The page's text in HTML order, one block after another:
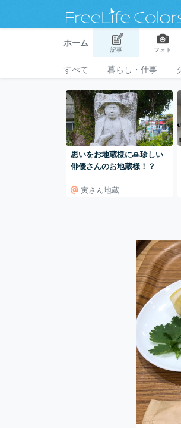
ホーム
記事 フォト
すべて 暮らし・仕事
思いをお地蔵様に🙏珍しい
俳優さんのお地蔵様！？
寅さん地蔵